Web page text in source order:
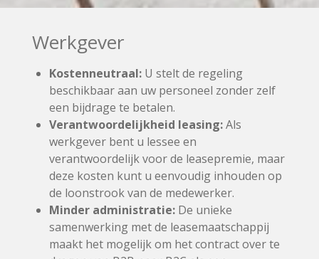
Werkgever
Kostenneutraal:U stelt de regeling
beschikbaar aan uw personeel zonder zelf
een bijdrage te betalen.
Verantwoordelijkheid leasing:Als
werkgever bent u lessee en
verantwoordelijk voor de leasepremie, maar
deze kosten kunt u eenvoudig inhouden op
de loonstrook van de medewerker.
Minder administratie:De unieke
samenwerking met de leasemaatschappij
maakt het mogelijk om het contract over te